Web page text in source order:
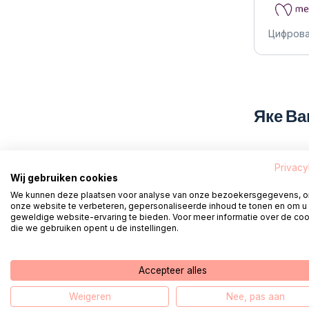
Яке
Що я
Wij gebruiken cookies
We kunnen deze plaatsen voor analyse van onze bezoekersgegevens,
onze website te verbeteren, gepersonaliseerde inhoud te tonen en om u
geweldige website-ervaring te bieden. Voor meer informatie over de
die we gebruiken opent u de instellingen.
Accepteer alles
Weigeren Nee, pas aan